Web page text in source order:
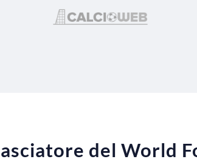
del World